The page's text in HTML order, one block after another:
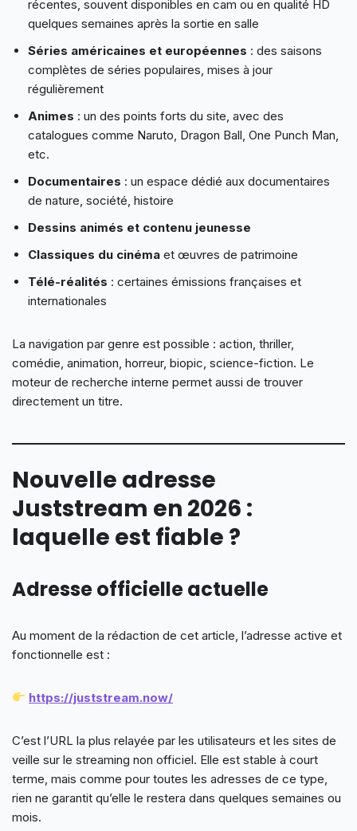
récentes, souvent disponibles en cam ou en qualité HD
quelques semaines après la sortie en salle
Séries américaines et européennes : des saisons
complètes de séries populaires, mises à jour
régulièrement
Animes : un des points forts du site, avec des
catalogues comme Naruto, Dragon Ball, One Punch Man,
etc.
Documentaires : un espace dédié aux documentaires
de nature, société, histoire
Dessins animés et contenu jeunesse
Classiques du cinéma et œuvres de patrimoine
Télé-réalités : certaines émissions françaises et
internationales
La navigation par genre est possible : action, thriller,
comédie, animation, horreur, biopic, science-fiction. Le
moteur de recherche interne permet aussi de trouver
directement un titre.
Nouvelle adresse
Juststream en 2026 :
laquelle est fiable ?
Adresse officielle actuelle
Au moment de la rédaction de cet article, l’adresse active et
fonctionnelle est :
https://juststream.now/
C’est l’URL la plus relayée par les utilisateurs et les sites de
veille sur le streaming non officiel. Elle est stable à court
terme, mais comme pour toutes les adresses de ce type,
rien ne garantit qu’elle le restera dans quelques semaines ou
mois.